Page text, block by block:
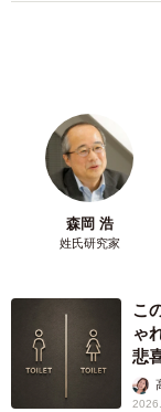
森岡 浩
姓氏研究家
こ
ゃ
悲
く